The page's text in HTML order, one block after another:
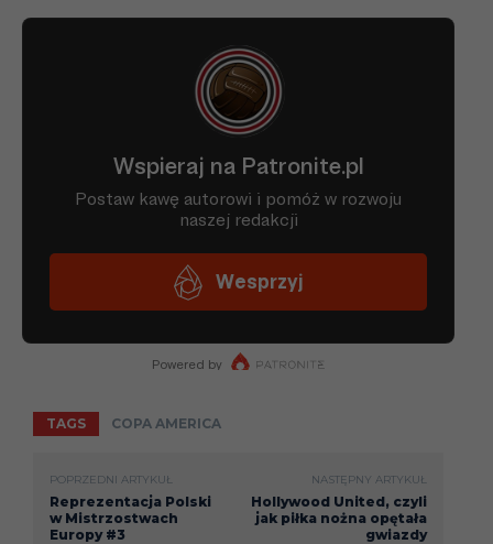
TAGS COPA AMERICA
POPRZEDNI ARTYKUŁ
Reprezentacja Polski
w Mistrzostwach
Europy #3
NASTĘPNY ARTYKUŁ
Hollywood United, czyli
jak piłka nożna opętała
gwiazdy